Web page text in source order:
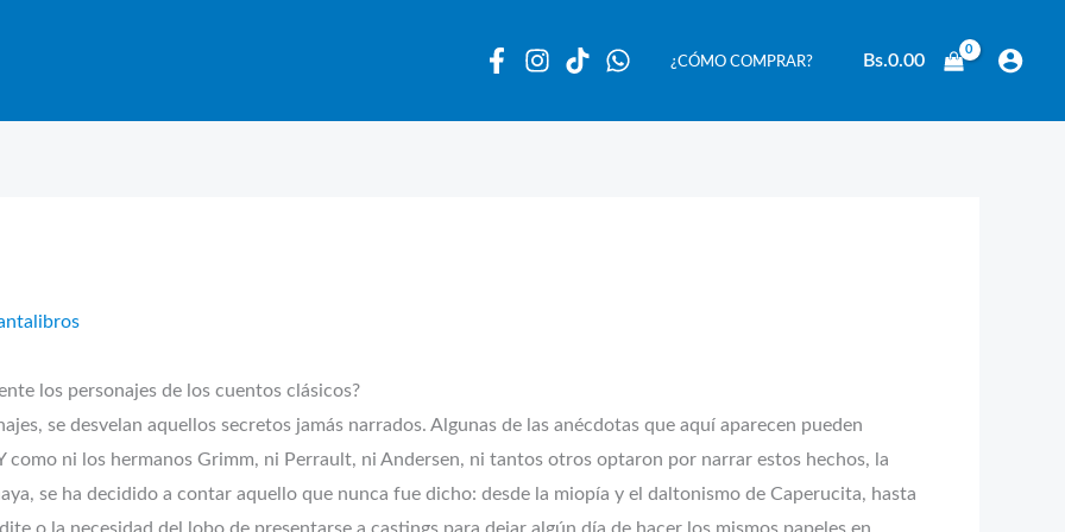
¿CÓMO COMPRAR? Bs.0.00
los personajes de los cuentos clásicos?
se desvelan aquellos secretos jamás narrados. Algunas de las anécdotas que aquí aparecen pueden
ni los hermanos Grimm, ni Perrault, ni Andersen, ni tantos otros optaron por narrar estos hechos, la
se ha decidido a contar aquello que nunca fue dicho: desde la miopía y el daltonismo de Caperucita, hasta